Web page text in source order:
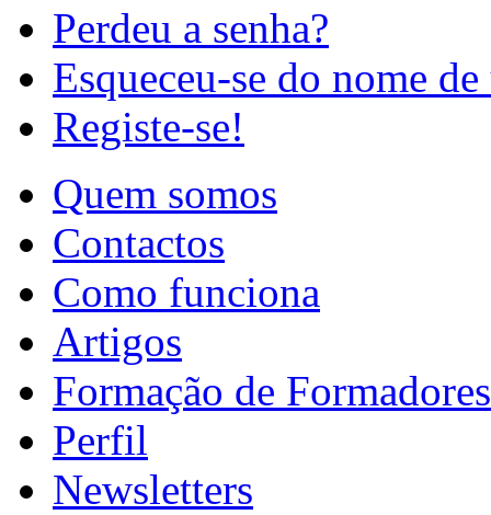
Perdeu a senha?
Esqueceu-se do nome
Registe-se!
Quem somos
Contactos
Como funciona
Artigos
Formação de Formadores
Perfil
Newsletters